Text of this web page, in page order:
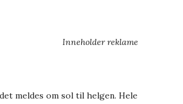
Inneholder reklame
meldes om sol til helgen. Hele